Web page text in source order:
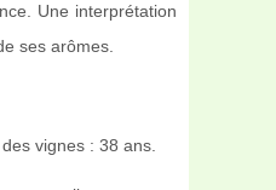
Une interprétation
ses arômes.
vignes : 38 ans.